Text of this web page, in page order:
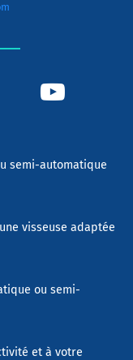
semi-automatique
visseuse adaptée
ou semi-
et à votre